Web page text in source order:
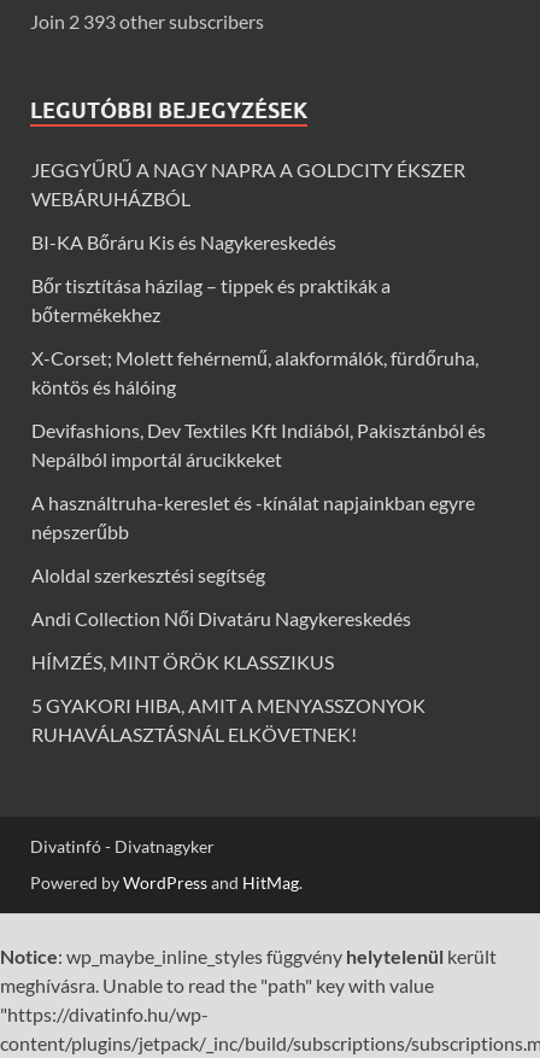
Join 2 393 other subscribers
LEGUTÓBBI BEJEGYZÉSEK
JEGGYŰRŰ A NAGY NAPRA A GOLDCITY ÉKSZER
WEBÁRUHÁZBÓL
BI-KA Bőráru Kis és Nagykereskedés
Bőr tisztítása házilag – tippek és praktikák a
bőtermékekhez
X-Corset; Molett fehérnemű, alakformálók, fürdőruha,
köntös és hálóing
Devifashions, Dev Textiles Kft Indiából, Pakisztánból és
Nepálból importál árucikkeket
A használtruha-kereslet és -kínálat napjainkban egyre
népszerűbb
Aloldal szerkesztési segítség
Andi Collection Női Divatáru Nagykereskedés
HÍMZÉS, MINT ÖRÖK KLASSZIKUS
5 GYAKORI HIBA, AMIT A MENYASSZONYOK
RUHAVÁLASZTÁSNÁL ELKÖVETNEK!
Divatinfó - Divatnagyker
Powered byWordPressand HitMag.
Notice: wp_maybe_inline_styles függvény helytelenül került
meghívásra. Unable to read the "path" key with value
"https://divatinfo.hu/wp-
content/plugins/jetpack/_inc/build/subscriptions/